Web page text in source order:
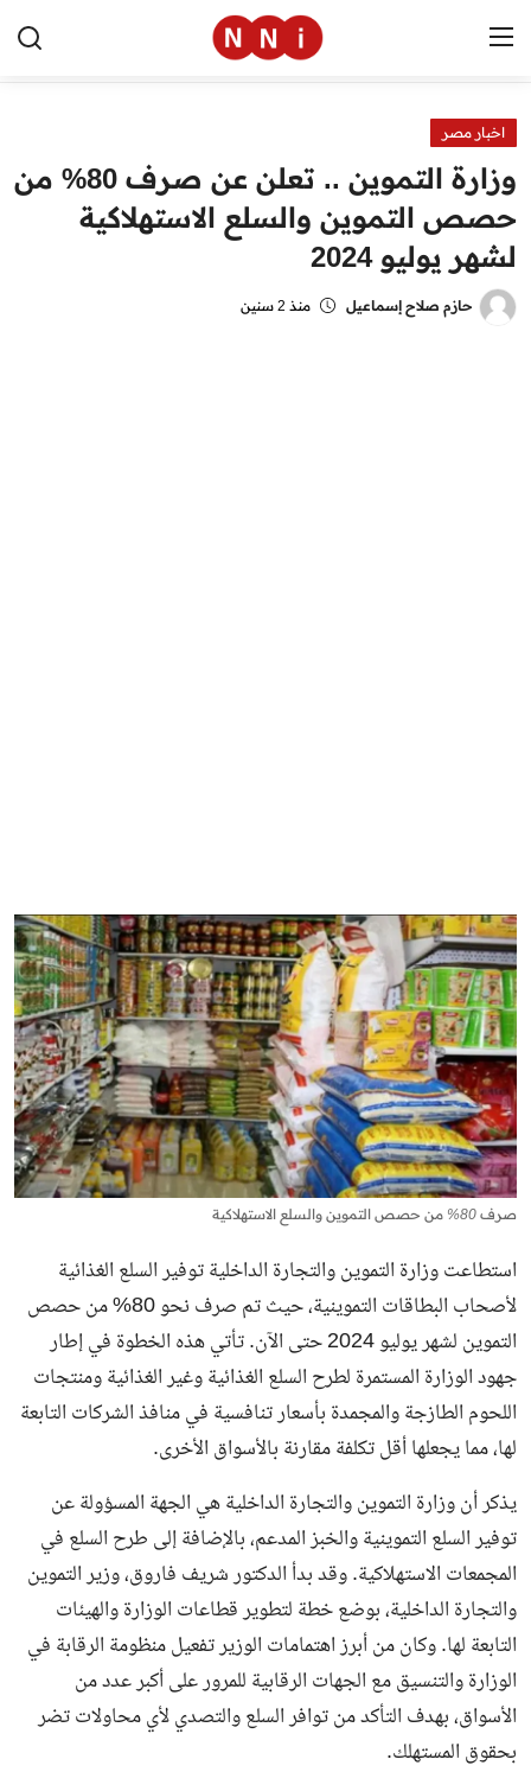
الرئيسية
اخبار مصر
العالم
الرياضة
اخبار مصر
وزارة التموين .. تعلن عن صرف 80% من
حصص التموين والسلع الاستهلاكية
لشهر يوليو 2024
حازم صلاح إسماعيل منذ 2 سنين
صرف 80% من حصص التموين والسلع الاستهلاكية
استطاعت وزارة التموين والتجارة الداخلية توفير السلع الغذائية
لأصحاب البطاقات التموينية، حيث تم صرف نحو 80% من حصص
التموين لشهر يوليو 2024 حتى الآن. تأتي هذه الخطوة في إطار
جهود الوزارة المستمرة لطرح السلع الغذائية وغير الغذائية ومنتجات
اللحوم الطازجة والمجمدة بأسعار تنافسية في منافذ الشركات التابعة
لها، مما يجعلها أقل تكلفة مقارنة بالأسواق الأخرى.
يذكر أن وزارة التموين والتجارة الداخلية هي الجهة المسؤولة عن
توفير السلع التموينية والخبز المدعم، بالإضافة إلى طرح السلع في
المجمعات الاستهلاكية. وقد بدأ الدكتور شريف فاروق، وزير التموين
والتجارة الداخلية، بوضع خطة لتطوير قطاعات الوزارة والهيئات
التابعة لها. وكان من أبرز اهتمامات الوزير تفعيل منظومة الرقابة في
الوزارة والتنسيق مع الجهات الرقابية للمرور على أكبر عدد من
الأسواق، بهدف التأكد من توافر السلع والتصدي لأي محاولات تضر
بحقوق المستهلك.